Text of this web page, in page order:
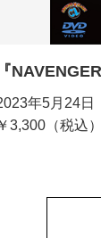
『
年5月24日
￥3,300（税込）